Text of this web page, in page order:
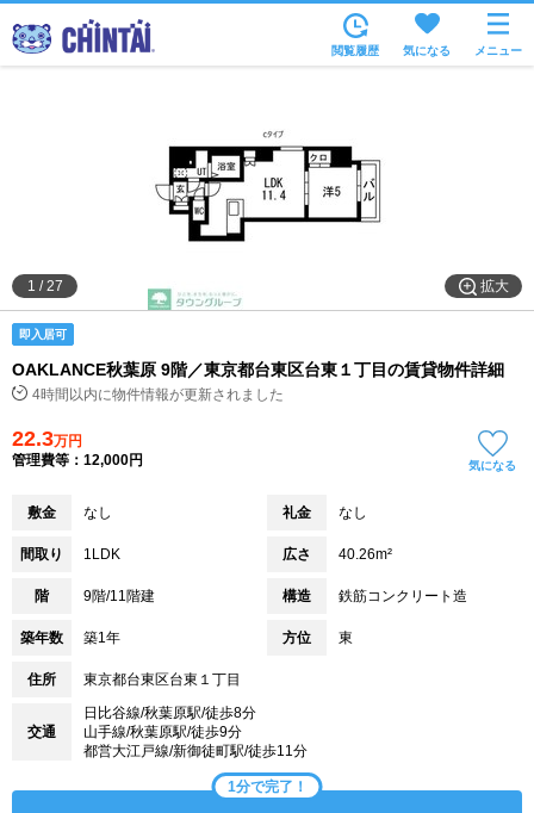
家賃相場から
通勤通学時間から
閲覧履歴 気になる メニュー
拡大
1 /27
即入居可
OAKLANCE秋葉原 9階／東京都台東区台東１丁目の賃貸物件詳細
4時間以内に物件情報が更新されました
22.3万円
管理費等：12,000円
気になる
敷金 なし 礼金 なし
間取り 1LDK 広さ 40.26m²
階 9階/11階建 構造 鉄筋コンクリート造
築年数 築1年 方位 東
住所 東京都台東区台東１丁目
交通
日比谷線/秋葉原駅/徒歩8分
山手線/秋葉原駅/徒歩9分
都営大江戸線/新御徒町駅/徒歩11分
1分で完了！